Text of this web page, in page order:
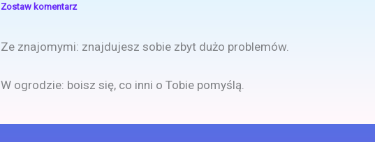
Zostaw komentarz
Ze znajomymi: znajdujesz sobie zbyt dużo problemów.
W ogrodzie: boisz się, co inni o Tobie pomyślą.